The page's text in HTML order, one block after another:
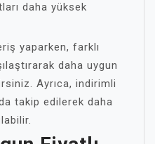
daha yüksek
yaparken, farklı
daha uygun
Ayrıca, indirimli
takip edilerek daha